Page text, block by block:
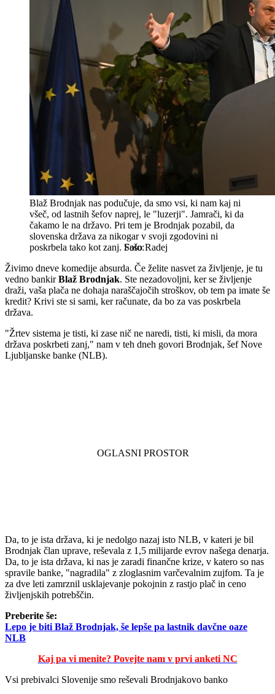
Blaž Brodnjak nas podučuje, da smo vsi, ki nam kaj ni
všeč, od lastnih šefov naprej, le "luzerji". Jamrači, ki da
čakamo le na državo. Pri tem je Brodnjak pozabil, da
slovenska država za nikogar v svoji zgodovini ni
poskrbela tako kot zanj. Sašo Radej
Živimo dneve komedije absurda. Če želite nasvet za življenje, je tu
vedno bankirBlaž Brodnjak. Ste nezadovoljni, ker se življenje
draži, vaša plača ne dohaja naraščajočih stroškov, ob tem pa imate še
kredit? Krivi ste si sami, ker računate, da bo za vas poskrbela
država.
"Žrtev sistema je tisti, ki zase nič ne naredi, tisti, ki misli, da mora
država poskrbeti zanj," nam v teh dneh govori Brodnjak, šef Nove
Ljubljanske banke (NLB).
Da, to je ista država, ki je nedolgo nazaj isto NLB, v kateri je bil
Brodnjak član uprave, reševala z 1,5 milijarde evrov našega denarja.
Da, to je ista država, ki nas je zaradi finančne krize, v katero so nas
spravile banke, "nagradila" z zloglasnim varčevalnim zujfom. Ta je
za dve leti zamrznil usklajevanje pokojnin z rastjo plač in ceno
življenjskih potrebščin.
Preberite še:
Lepo je biti Blaž Brodnjak, še lepše pa lastnik davčne oaze
NLB
Kaj pa vi menite? Povejte nam v prvi anketi NC
Vsi prebivalci Slovenije smo reševali Brodnjakovo banko